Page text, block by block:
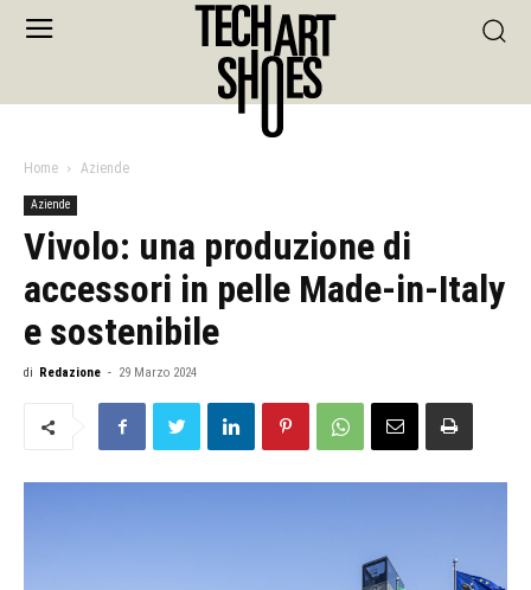
Home Aziende
Aziende
Vivolo: una produzione di
accessori in pelle Made-in-Italy
e sostenibile
di Redazione - 29 Marzo 2024